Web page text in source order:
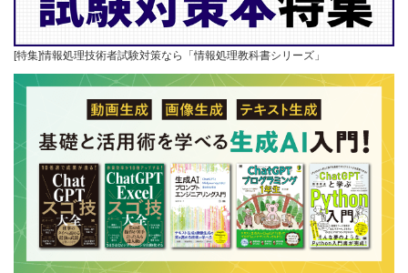
[特集]情報処理技術者試験対策なら「情報処理教科書シリーズ」